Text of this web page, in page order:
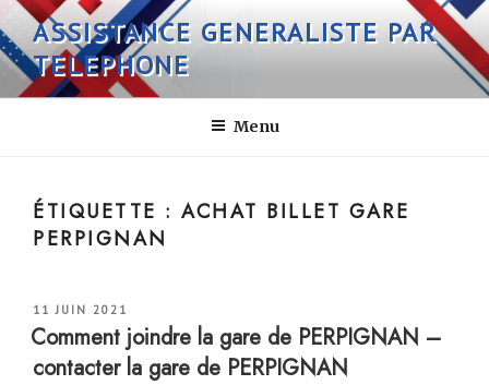
Aller
au
contenu
principal
ASSISTANCE GENERALISTE PAR
TELEPHONE
Menu
ÉTIQUETTE :ACHAT BILLET GARE
PERPIGNAN
PUBLIÉ
LE
11 JUIN 2021
Comment joindre la gare de PERPIGNAN –
contacter la gare de PERPIGNAN